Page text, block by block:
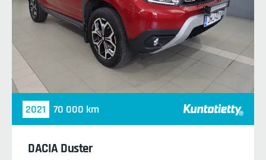
2021 70 000 km
DACIA Duster